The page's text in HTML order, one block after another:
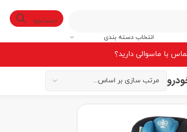
انتخاب دسته بندی
جستجو
با ماسوالی دارید؟